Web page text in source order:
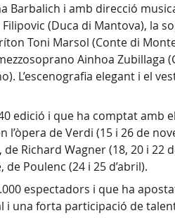
i amb direcció
(Duca di Mantova), la
Toni Marsol (Conte di
Ainhoa Zubillaga
L’escenografia elegant i el
edició i que ha comptat amb
l’òpera de Verdi (15 i 26 de
Richard Wagner (18, 20 i 22
Poulenc (24 i 25 d’abril).
espectadors i que ha
una forta participació de